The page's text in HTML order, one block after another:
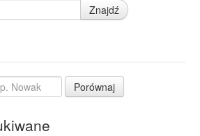
Znajdź
Porównaj